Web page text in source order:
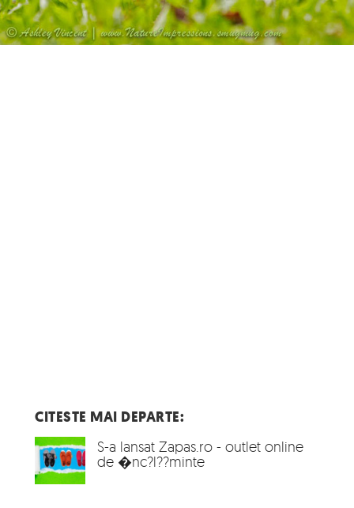
CITESTE MAI DEPARTE:
S-a lansat Zapas.ro - outlet online
de �nc?l??minte